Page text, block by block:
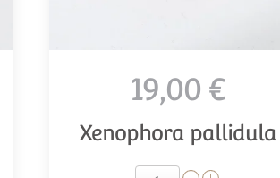
19,00 €
Xenophora pallidula